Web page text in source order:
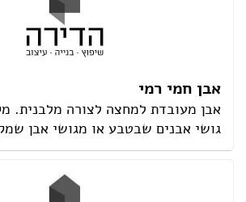
אבן חמי רמי
אבן מעובדת למחצה לצורה מלבנית.
גושי אבנים שבטבע או מגושי אבן